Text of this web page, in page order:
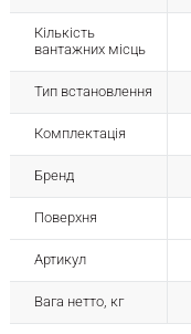
Кількість
вантажних місць
Тип встановлення
Комплектація
Бренд
Поверхня
Артикул
Вага нетто, кг